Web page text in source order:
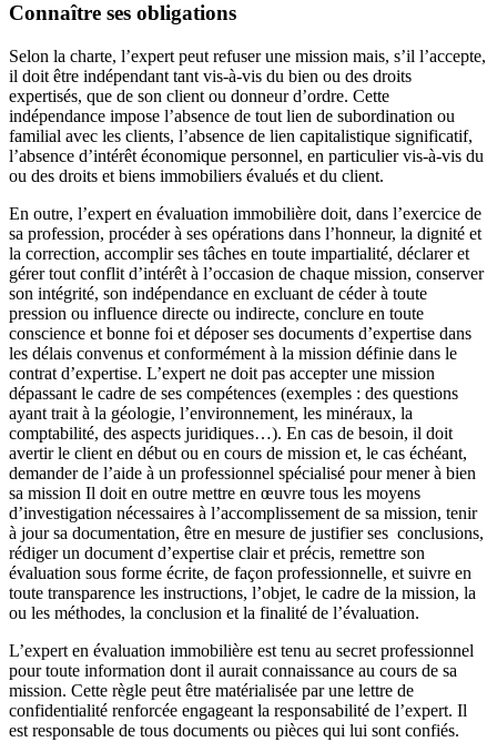
Connaître ses obligations
Selon la charte, l’expert peut refuser une mission mais, s’il l’accepte,
il doit être indépendant tant vis-à-vis du bien ou des droits
expertisés, que de son client ou donneur d’ordre. Cette
indépendance impose l’absence de tout lien de subordination ou
familial avec les clients, l’absence de lien capitalistique significatif,
l’absence d’intérêt économique personnel, en particulier vis-à-vis du
ou des droits et biens immobiliers évalués et du client.
En outre, l’expert en évaluation immobilière doit, dans l’exercice de
sa profession, procéder à ses opérations dans l’honneur, la dignité et
la correction, accomplir ses tâches en toute impartialité, déclarer et
gérer tout conflit d’intérêt à l’occasion de chaque mission, conserver
son intégrité, son indépendance en excluant de céder à toute
pression ou influence directe ou indirecte, conclure en toute
conscience et bonne foi et déposer ses documents d’expertise dans
les délais convenus et conformément à la mission définie dans le
contrat d’expertise. L’expert ne doit pas accepter une mission
dépassant le cadre de ses compétences (exemples : des questions
ayant trait à la géologie, l’environnement, les minéraux, la
comptabilité, des aspects juridiques…). En cas de besoin, il doit
avertir le client en début ou en cours de mission et, le cas échéant,
demander de l’aide à un professionnel spécialisé pour mener à bien
sa mission Il doit en outre mettre en œuvre tous les moyens
d’investigation nécessaires à l’accomplissement de sa mission, tenir
à jour sa documentation, être en mesure de justifier ses conclusions,
rédiger un document d’expertise clair et précis, remettre son
évaluation sous forme écrite, de façon professionnelle, et suivre en
toute transparence les instructions, l’objet, le cadre de la mission, la
ou les méthodes, la conclusion et la finalité de l’évaluation.
L’expert en évaluation immobilière est tenu au secret professionnel
pour toute information dont il aurait connaissance au cours de sa
mission. Cette règle peut être matérialisée par une lettre de
confidentialité renforcée engageant la responsabilité de l’expert. Il
est responsable de tous documents ou pièces qui lui sont confiés.